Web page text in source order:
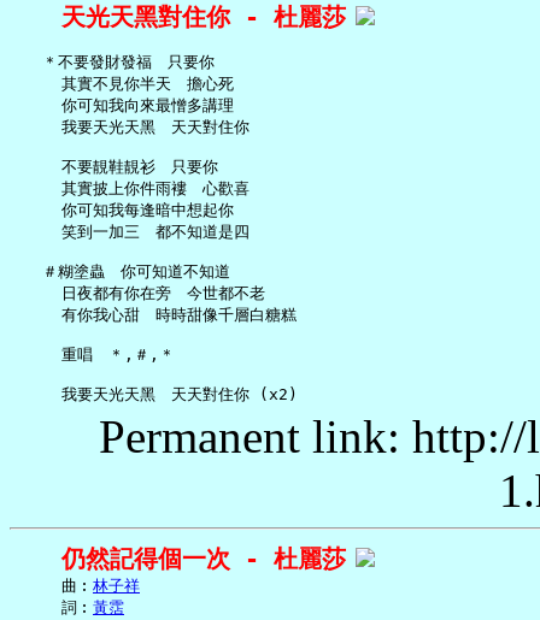
天光天黑對住你 - 杜麗莎
   ＊不要發財發福　只要你
     其實不見你半天　擔心死
     你可知我向來最憎多講理
     我要天光天黑　天天對住你
     不要靚鞋靚衫　只要你
     其實披上你件雨褸　心歡喜
     你可知我每逢暗中想起你
     笑到一加三　都不知道是四
   ＃糊塗蟲　你可知道不知道
     日夜都有你在旁　今世都不老
     有你我心甜　時時甜像千層白糖糕
     重唱　＊,＃,＊
Permanent link:
仍然記得個一次 - 杜麗莎
     曲︰
林子祥
     詞︰
黃霑